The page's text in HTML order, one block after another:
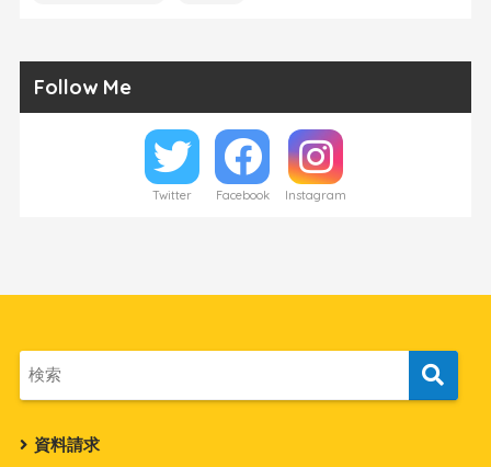
Follow Me
Twitter Facebook Instagram
資料請求